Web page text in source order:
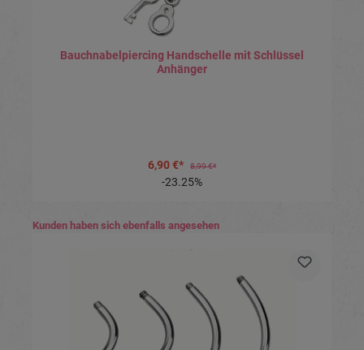
Bauchnabelpiercing Handschelle mit Schlüssel
Anhänger
6,90 €* 8,99 €*
-23.25%
Produktgalerie überspringen
Kunden haben sich ebenfalls angesehen